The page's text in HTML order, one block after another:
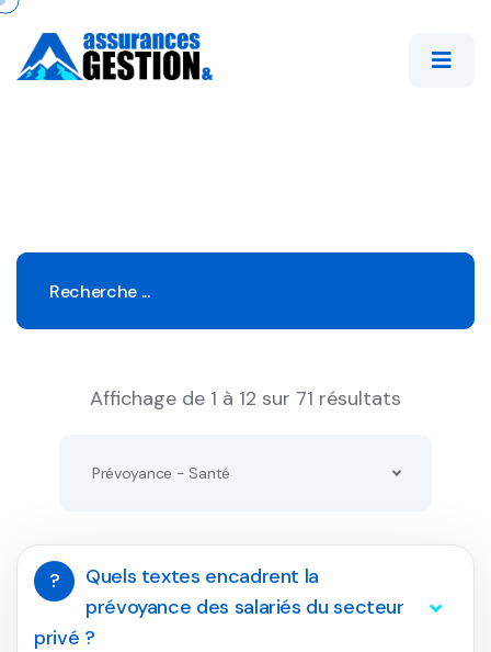
Affichage de 1 à 12 sur 71 résultats
Prévoyance - Santé
?
Quels textes encadrent la
prévoyance des salariés du secteur
privé ?